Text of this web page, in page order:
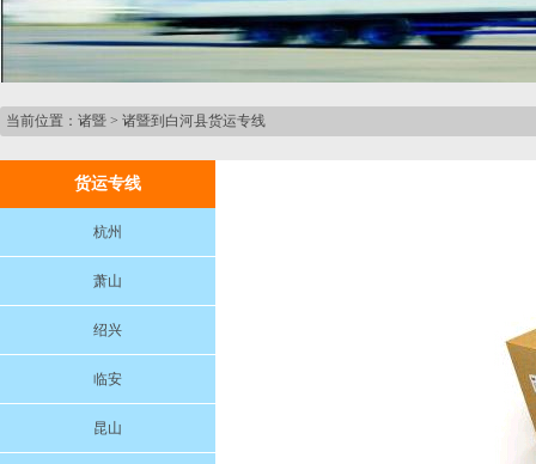
当前位置： 诸暨 > 诸暨到白河县货运专线
货运专线
杭州
萧山
绍兴
临安
昆山